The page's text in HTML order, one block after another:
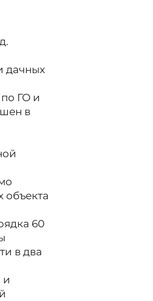
дачных
ГО и
в
объекта
60
в два
и